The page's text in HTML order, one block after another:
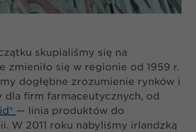
skupialiśmy się na
się w regionie od 1959 r.
dogłębne zrozumienie rynków i
dla firm farmaceutycznych, od
— linia produktów do
W 2011 roku nabyliśmy irlandzką